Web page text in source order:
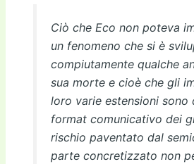
Ciò che Eco non poteva
un fenomeno che si è
compiutamente qualche
sua morte e cioè che gli
loro varie estensioni sono
format comunicativo dei
rischio paventato dal
parte concretizzato non